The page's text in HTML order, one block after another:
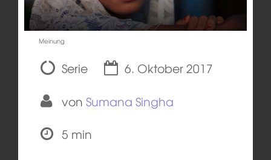
Meinung
Serie
6. Oktober 2017
von Sumana Singha
5 min